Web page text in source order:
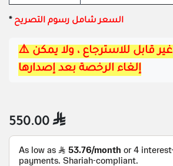
​* السعر شامل رسوم التصريح
⚠️هذا المنتج غير قابل للاسترجاع ، ولا يمكن
إلغاء الرخصة بعد إصدارها
550.00 